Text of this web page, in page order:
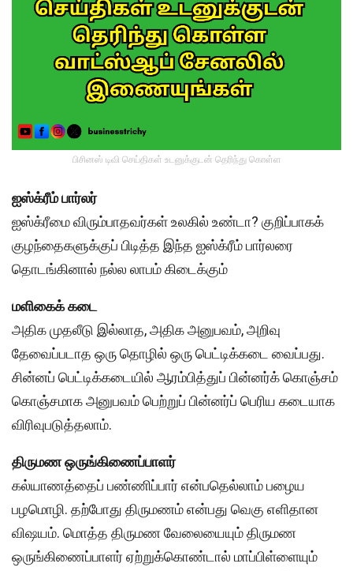
பிசினஸ் டிவி செய்திகள் உடனுக்குடன் தெரிந்து கொள்ள
ஐஸ்க்ரீம் பார்லர்
ஐஸ்க்ரீமை விரும்பாதவர்கள் உலகில் உண்டா? குறிப்பாகக்
குழந்தைகளுக்குப் பிடித்த இந்த ஐஸ்க்ரீம் பார்லரை
தொடங்கினால் நல்ல லாபம் கிடைக்கும்
மளிகைக் கடை
அதிக முதலீடு இல்லாத, அதிக அனுபவம், அறிவு
தேவைப்படாத ஒரு தொழில் ஒரு பெட்டிக்கடை வைப்பது.
சின்னப் பெட்டிக்கடையில் ஆரம்பித்துப் பின்னர்க் கொஞ்சம்
கொஞ்சமாக அனுபவம் பெற்றுப் பின்னர்ப் பெரிய கடையாக
விரிவுபடுத்தலாம்.
திருமண ஒருங்கிணைப்பாளர்
கல்யாணத்தைப் பண்ணிப்பார் என்பதெல்லாம் பழைய
பழமொழி. தற்போது திருமணம் என்பது வெகு எளிதான
விஷயம். மொத்த திருமண வேலையையும் திருமண
ஒருங்கிணைப்பாளர் ஏற்றுக்கொண்டால் மாப்பிள்ளையும்